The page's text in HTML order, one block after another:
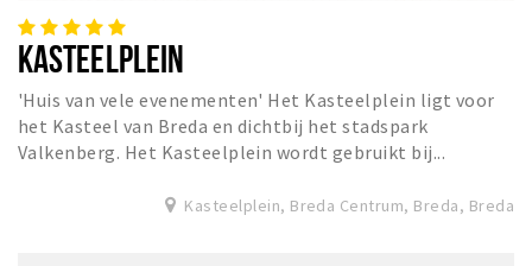
KASTEELPLEIN
'Huis van vele evenementen' Het Kasteelplein ligt voor
het Kasteel van Breda en dichtbij het stadspark
Valkenberg. Het Kasteelplein wordt gebruikt bij...
Kasteelplein, Breda Centrum, Breda, Breda